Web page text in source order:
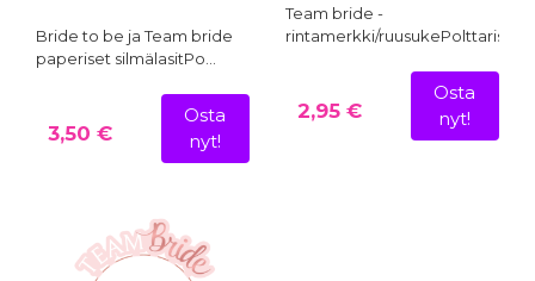
Bride to be ja Team bride
paperiset silmälasitPo…
3,50 €
Osta
nyt!
Team bride -
rintamerkki/ruusukePolttaris…
2,95 €
Osta
nyt!